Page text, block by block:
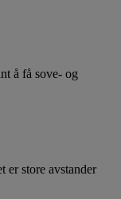
å få sove- og
er store avstander